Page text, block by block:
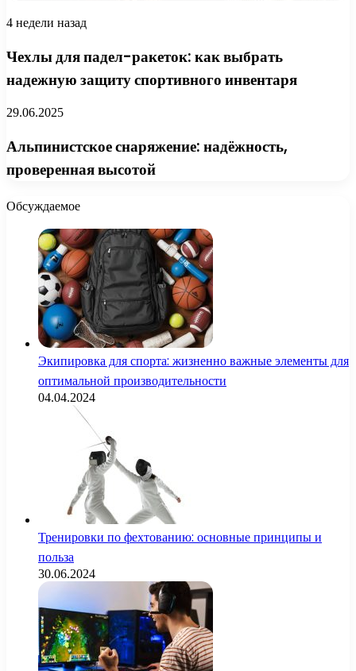
4 недели назад
Чехлы для падел-ракеток: как выбрать
надежную защиту спортивного инвентаря
29.06.2025
Альпинистское снаряжение: надёжность,
проверенная высотой
Обсуждаемое
Экипировка для спорта: жизненно важные элементы для
оптимальной производительности
04.04.2024
Тренировки по фехтованию: основные принципы и
польза
30.06.2024